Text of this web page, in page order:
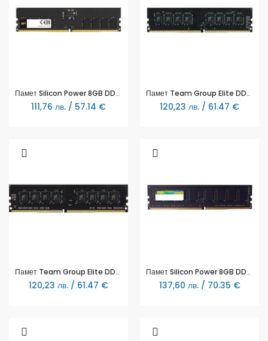
Памет Silicon Power 8GB DDR4 UDIMM 3200MHz CL22 Bulk - SP008GBLFU320B02UU
111,76 лв. / 57.14 €
Памет Team Group Elite DDR4 8GB 3200MHz CL22 TED48G3200C2201
120,23 лв. / 61.47 €
Памет Team Group Elite DDR4 8GB 2666MHz, CL19-19-19-43 1.2V
120,23 лв. / 61.47 €
Памет Silicon Power 8GB DDR4 2666MHz SP008GBLFU266X02
137,60 лв. / 70.35 €